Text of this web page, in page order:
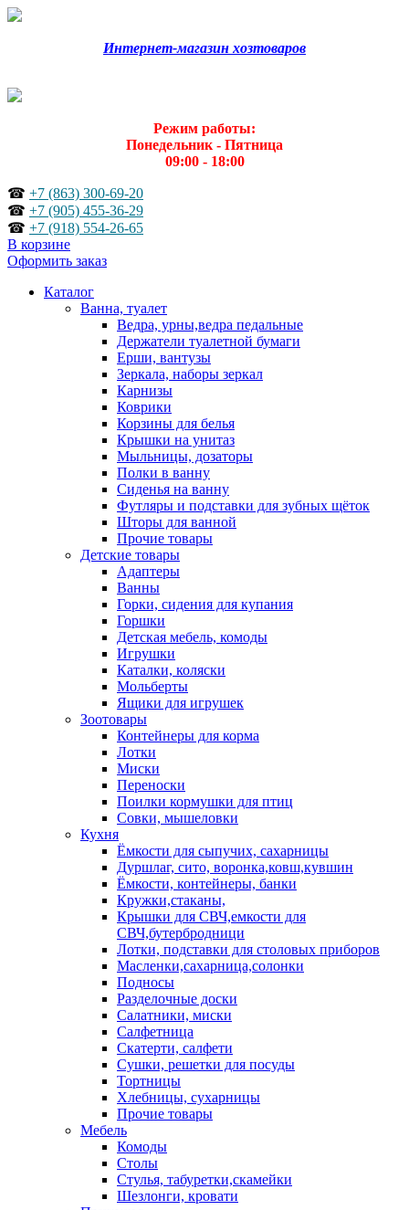
Интернет-магазин хозтоваров
Режим работы:
Понедельник - Пятница
09:00 - 18:00
☎ +7 (863) 300-69-20
☎ +7 (905) 455-36-29
☎ +7 (918) 554-26-65
В корзине
Оформить заказ
Каталог
Ванна, туалет
Ведра, урны,ведра педальные
Держатели туалетной бумаги
Ерши, вантузы
Зеркала, наборы зеркал
Карнизы
Коврики
Корзины для белья
Крышки на унитаз
Мыльницы, дозаторы
Полки в ванну
Сиденья на ванну
Футляры и подставки для зубных щёток
Шторы для ванной
Прочие товары
Детские товары
Адаптеры
Ванны
Горки, сидения для купания
Горшки
Детская мебель, комоды
Игрушки
Каталки, коляски
Мольберты
Ящики для игрушек
Зоотовары
Контейнеры для корма
Лотки
Миски
Переноски
Поилки кормушки для птиц
Совки, мышеловки
Кухня
Ёмкости для сыпучих, сахарницы
Дуршлаг, сито, воронка,ковш,кувшин
Ёмкости, контейнеры, банки
Кружки,стаканы,
Крышки для СВЧ,емкости для
СВЧ,бутербродници
Лотки, подставки для столовых приборов
Масленки,сахарница,солонки
Подносы
Разделочные доски
Салатники, миски
Салфетница
Скатерти, салфети
Сушки, решетки для посуды
Тортницы
Хлебницы, сухарницы
Прочие товары
Мебель
Комоды
Столы
Стулья, табуретки,скамейки
Шезлонги, кровати